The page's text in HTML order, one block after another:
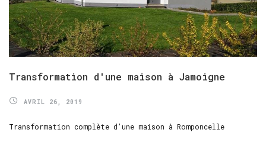
Transformation d'une maison à Jamoigne
AVRIL 26, 2019
Transformation complète d’une maison à Romponcelle